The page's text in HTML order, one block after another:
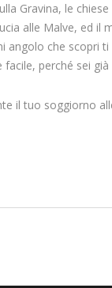
Gravina, le
alle Malve, ed il
angolo che scopri ti
perché sei già
il tuo soggiorno